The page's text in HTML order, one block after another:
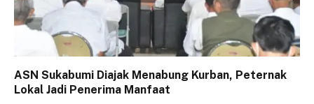
ASN Sukabumi Diajak Menabung Kurban, Peternak
Lokal Jadi Penerima Manfaat